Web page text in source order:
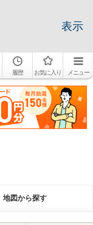
表示
履歴 お気に入り メニュー
地図から探す